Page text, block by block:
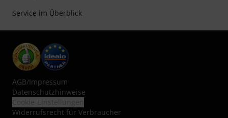
Service im Überblick
AGB/Impressum
Datenschutzhinweise
Widerrufsrecht für Verbraucher